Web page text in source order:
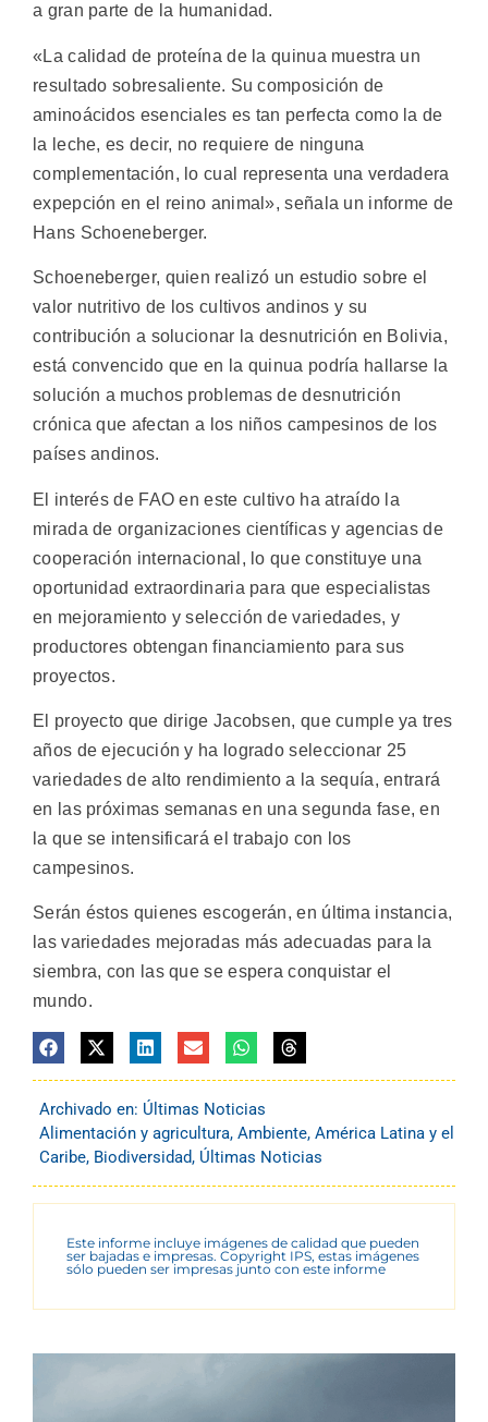
a gran parte de la humanidad.
«La calidad de proteína de la quinua muestra un
resultado sobresaliente. Su composición de
aminoácidos esenciales es tan perfecta como la de
la leche, es decir, no requiere de ninguna
complementación, lo cual representa una verdadera
expepción en el reino animal», señala un informe de
Hans Schoeneberger.
Schoeneberger, quien realizó un estudio sobre el
valor nutritivo de los cultivos andinos y su
contribución a solucionar la desnutrición en Bolivia,
está convencido que en la quinua podría hallarse la
solución a muchos problemas de desnutrición
crónica que afectan a los niños campesinos de los
países andinos.
El interés de FAO en este cultivo ha atraído la
mirada de organizaciones científicas y agencias de
cooperación internacional, lo que constituye una
oportunidad extraordinaria para que especialistas
en mejoramiento y selección de variedades, y
productores obtengan financiamiento para sus
proyectos.
El proyecto que dirige Jacobsen, que cumple ya tres
años de ejecución y ha logrado seleccionar 25
variedades de alto rendimiento a la sequía, entrará
en las próximas semanas en una segunda fase, en
la que se intensificará el trabajo con los
campesinos.
Serán éstos quienes escogerán, en última instancia,
las variedades mejoradas más adecuadas para la
siembra, con las que se espera conquistar el
mundo.
Archivado en: Últimas Noticias
Alimentación y agricultura, Ambiente, América Latina y el
Caribe, Biodiversidad, Últimas Noticias
Este informe incluye imágenes de calidad que pueden
ser bajadas e impresas. Copyright IPS, estas imágenes
sólo pueden ser impresas junto con este informe